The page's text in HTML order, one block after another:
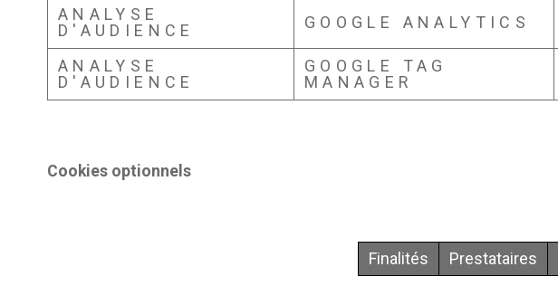
ANALYSE
D'AUDIENCE
GOOGLE ANALYTICS
ANALYSE
D'AUDIENCE
GOOGLE TAG
MANAGER
Cookies optionnels
Finalités Prestataires